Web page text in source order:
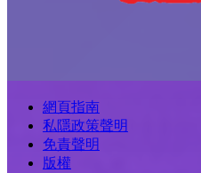
網頁指南
私隱政策聲明
免責聲明
版權